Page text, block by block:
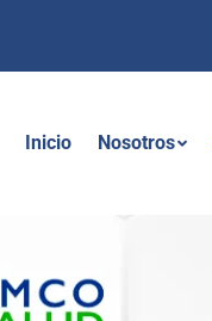
Inicio Nosotros